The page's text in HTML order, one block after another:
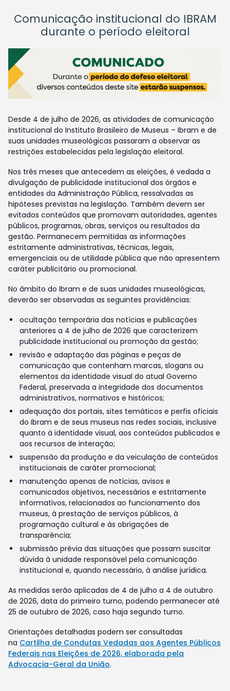
Comunicação institucional do IBRAM
durante o período eleitoral
Desde 4 de julho de 2026, as atividades de comunicação
institucional do Instituto Brasileiro de Museus – Ibram e de
suas unidades museológicas passaram a observar as
restrições estabelecidas pela legislação eleitoral.
Nos três meses que antecedem as eleições, é vedada a
divulgação de publicidade institucional dos órgãos e
entidades da Administração Pública, ressalvadas as
hipóteses previstas na legislação. Também devem ser
evitados conteúdos que promovam autoridades, agentes
públicos, programas, obras, serviços ou resultados da
gestão. Permanecem permitidas as informações
estritamente administrativas, técnicas, legais,
emergenciais ou de utilidade pública que não apresentem
caráter publicitário ou promocional.
No âmbito do Ibram e de suas unidades museológicas,
deverão ser observadas as seguintes providências:
ocultação temporária das notícias e publicações
anteriores a 4 de julho de 2026 que caracterizem
publicidade institucional ou promoção da gestão;
revisão e adaptação das páginas e peças de
comunicação que contenham marcas, slogans ou
elementos da identidade visual do atual Governo
Federal, preservada a integridade dos documentos
administrativos, normativos e históricos;
adequação dos portais, sites temáticos e perfis oficiais
do Ibram e de seus museus nas redes sociais, inclusive
quanto à identidade visual, aos conteúdos publicados e
aos recursos de interação;
suspensão da produção e da veiculação de conteúdos
institucionais de caráter promocional;
manutenção apenas de notícias, avisos e
comunicados objetivos, necessários e estritamente
informativos, relacionados ao funcionamento dos
museus, à prestação de serviços públicos, à
programação cultural e às obrigações de
transparência;
submissão prévia das situações que possam suscitar
dúvida à unidade responsável pela comunicação
institucional e, quando necessário, à análise jurídica.
As medidas serão aplicadas de 4 de julho a 4 de outubro
de 2026, data do primeiro turno, podendo permanecer até
25 de outubro de 2026, caso haja segundo turno.
Orientações detalhadas podem ser consultadas
na Cartilha de Condutas Vedadas aos Agentes Públicos
Federais nas Eleições de 2026, elaborada pela
Advocacia-Geral da União.